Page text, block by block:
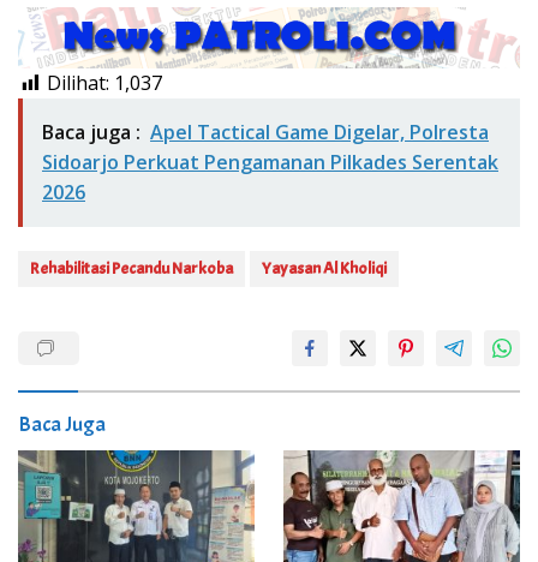
Dilihat: 1,037
Baca juga : Apel Tactical Game Digelar, Polresta
Sidoarjo Perkuat Pengamanan Pilkades Serentak
2026
Rehabilitasi Pecandu Narkoba Yayasan Al Kholiqi
Baca Juga